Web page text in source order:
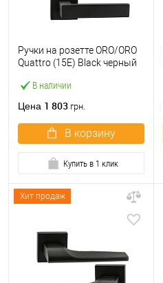
В наличии
Ручки на розетте ORO/ORO
Quattro (15E) Black черный
Цена 1 803 грн.
В корзину
Купить в 1 клик
Хит продаж